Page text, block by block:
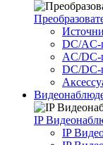
DC/AC-
AC/DC-
DC/DC-
IP
IP